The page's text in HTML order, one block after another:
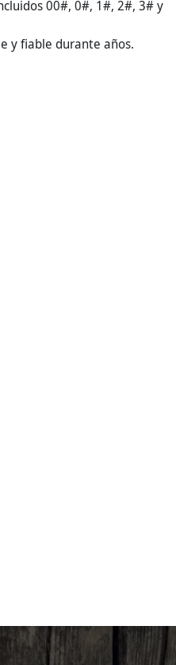
00#, 0#, 1#, 2#, 3# y
y fiable durante años.